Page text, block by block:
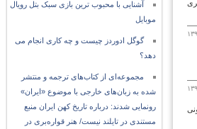
آشنایی با محبوب ترین بازی سبک بتل رویال
موبایل
گوگل ادوردز چیست و چه کاری انجام می
دهد؟
مجموعه‌ای از کتاب‌های ترجمه و منتشر
شده به زبان‌های خارجی با موضوع «ایران»
رونمایی شدند: درباره تاریخ کهن ایران منبع
مستندی در تایلند نیست/ هنر قواره‌بری در